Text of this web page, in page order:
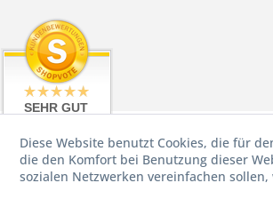
Diese Website benutzt Cookies, die für
die den Komfort bei Benutzung dieser
sozialen Netzwerken vereinfachen
SEHR GUT
aus 199
Bewertungen
bei: shopvote.de